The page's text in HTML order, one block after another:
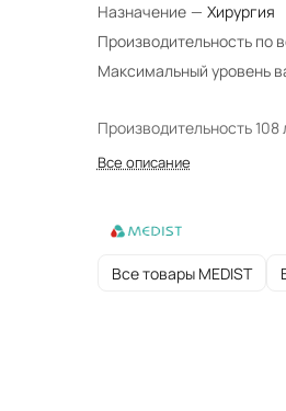
Назначение — Хирургия
Производительность по
Максимальный уровень
Производительность
Все описание
Все товары MEDIST